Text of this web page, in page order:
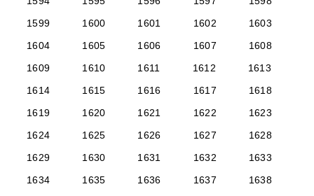
1599
1600 1601 1602
1603
1604
1605 1606 1607
1608
1609
1610 1611 1612
1613
1614
1615 1616 1617
1618
1619
1620 1621 1622
1623
1624
1625 1626 1627
1628
1629
1630 1631 1632
1633
1634
1635 1636 1637
1638